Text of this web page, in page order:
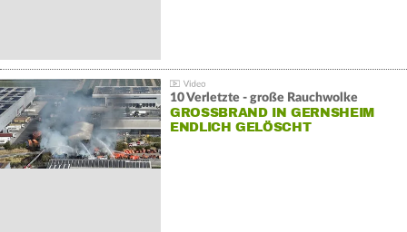
10 Verletzte - große Rauchwolke
GROSSBRAND IN GERNSHEIM E
NDLICH GELÖSCHT